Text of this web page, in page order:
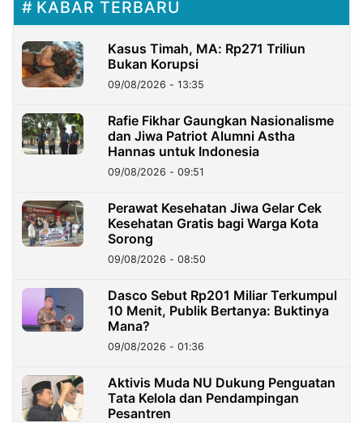
KABAR TERBARU
Kasus Timah, MA: Rp271 Triliun
Bukan Korupsi
09/08/2026 - 13:35
Rafie Fikhar Gaungkan Nasionalisme
dan Jiwa Patriot Alumni Astha
Hannas untuk Indonesia
09/08/2026 - 09:51
Perawat Kesehatan Jiwa Gelar Cek
Kesehatan Gratis bagi Warga Kota
Sorong
09/08/2026 - 08:50
Dasco Sebut Rp201 Miliar Terkumpul
10 Menit, Publik Bertanya: Buktinya
Mana?
09/08/2026 - 01:36
Aktivis Muda NU Dukung Penguatan
Tata Kelola dan Pendampingan
Pesantren